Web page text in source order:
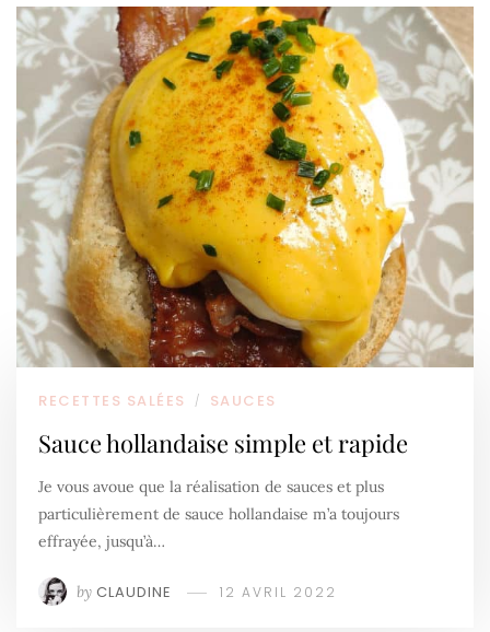
RECETTES SALÉES / SAUCES
Sauce hollandaise simple et rapide
Je vous avoue que la réalisation de sauces et plus
particulièrement de sauce hollandaise m’a toujours
effrayée, jusqu’à…
by CLAUDINE 12 AVRIL 2022